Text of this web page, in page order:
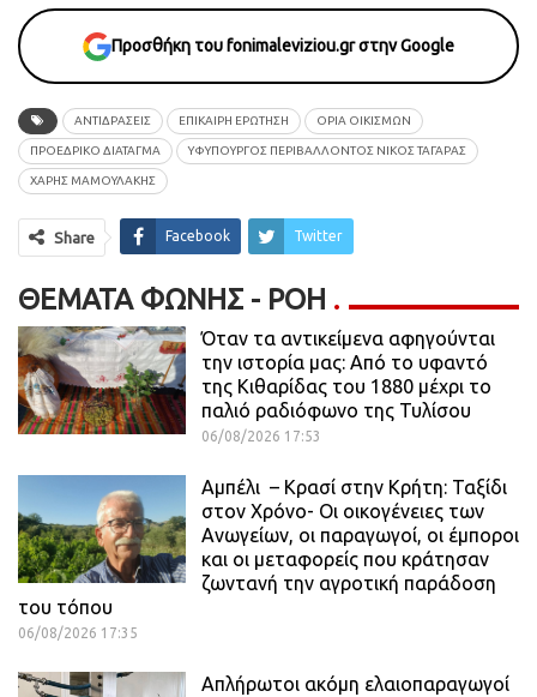
Προσθήκη του fonimaleviziou.gr στην Google
ΑΝΤΙΔΡΑΣΕΙΣ ΕΠΙΚΑΙΡΗ ΕΡΩΤΗΣΗ ΟΡΙΑ ΟΙΚΙΣΜΩΝ
ΠΡΟΕΔΡΙΚΟ ΔΙΑΤΑΓΜΑ ΥΦΥΠΟΥΡΓΟΣ ΠΕΡΙΒΑΛΛΟΝΤΟΣ ΝΙΚΟΣ ΤΑΓΑΡΑΣ
ΧΆΡΗΣ ΜΑΜΟΥΛΆΚΗΣ
Share Facebook Twitter
ΘΈΜΑΤΑ ΦΩΝΉΣ - ΡΟΗ
Όταν τα αντικείμενα αφηγούνται
την ιστορία μας: Από το υφαντό
της Κιθαρίδας του 1880 μέχρι το
παλιό ραδιόφωνο της Τυλίσου
06/08/2026 17:53
Αμπέλι – Κρασί στην Κρήτη: Ταξίδι
στον Χρόνο- Οι οικογένειες των
Ανωγείων, οι παραγωγοί, οι έμποροι
και οι μεταφορείς που κράτησαν
ζωντανή την αγροτική παράδοση
του τόπου
06/08/2026 17:35
Απλήρωτοι ακόμη ελαιοπαραγωγοί